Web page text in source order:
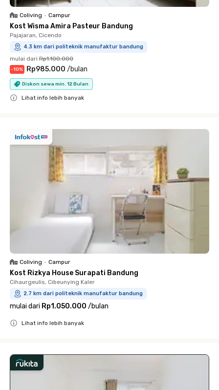
Coliving • Campur
Kost Wisma Amira Pasteur Bandung
Pajajaran, Cicendo
4.3 km dari politeknik manufaktur bandung
mulai dari Rp1.100.000
-10% Rp985.000 /bulan
Diskon sewa min. 12 Bulan
Lihat info lebih banyak
Coliving • Campur
Kost Rizkya House Surapati Bandung
Cihaurgeulis, Cibeunying Kaler
2.7 km dari politeknik manufaktur bandung
mulai dari Rp1.050.000 /bulan
Lihat info lebih banyak